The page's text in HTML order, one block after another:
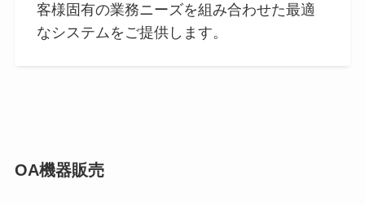
客様固有の業務ニーズを組み合わせた最適
なシステムをご提供します。
OA機器販売